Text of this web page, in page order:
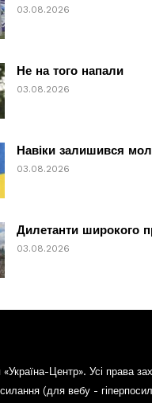
03.08.2026
Не на того напали
03.08.2026
Навіки залишився
03.08.2026
Дилетанти широкого
03.08.2026
«Україна-Центр». Усі права
(для вебу -